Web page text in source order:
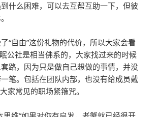
什么困难，可以去互帮互助一下，但彼
“自由”这份礼物的代价，所以大家会看
公社是相当佛系的，大家找过来的时候
路，因为只是做自己想做的事情，并没
笔。包括在团队内部，也没有给成员戴
家常见的职场紧箍咒。